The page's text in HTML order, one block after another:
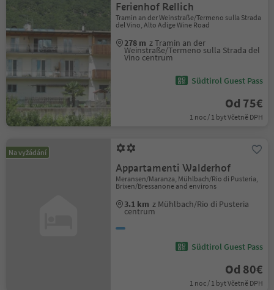
Ferienhof Rellich
Tramin an der Weinstraße/Termeno sulla Strada
del Vino, Alto Adige Wine Road
278 m z Tramin an der
Weinstraße/Termeno sulla Strada del
Vino centrum
Südtirol Guest Pass
Od 75€
1 noc / 1 byt Včetně DPH
Na vyžádání
Appartamenti Walderhof
Meransen/Maranza, Mühlbach/Rio di Pusteria,
Brixen/Bressanone and environs
3.1 km z Mühlbach/Rio di Pusteria
centrum
Südtirol Guest Pass
Od 80€
1 noc / 1 byt Včetně DPH